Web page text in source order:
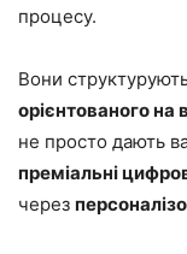
процесу.
Вони
орієнтованого на
не просто дають
преміальні
через